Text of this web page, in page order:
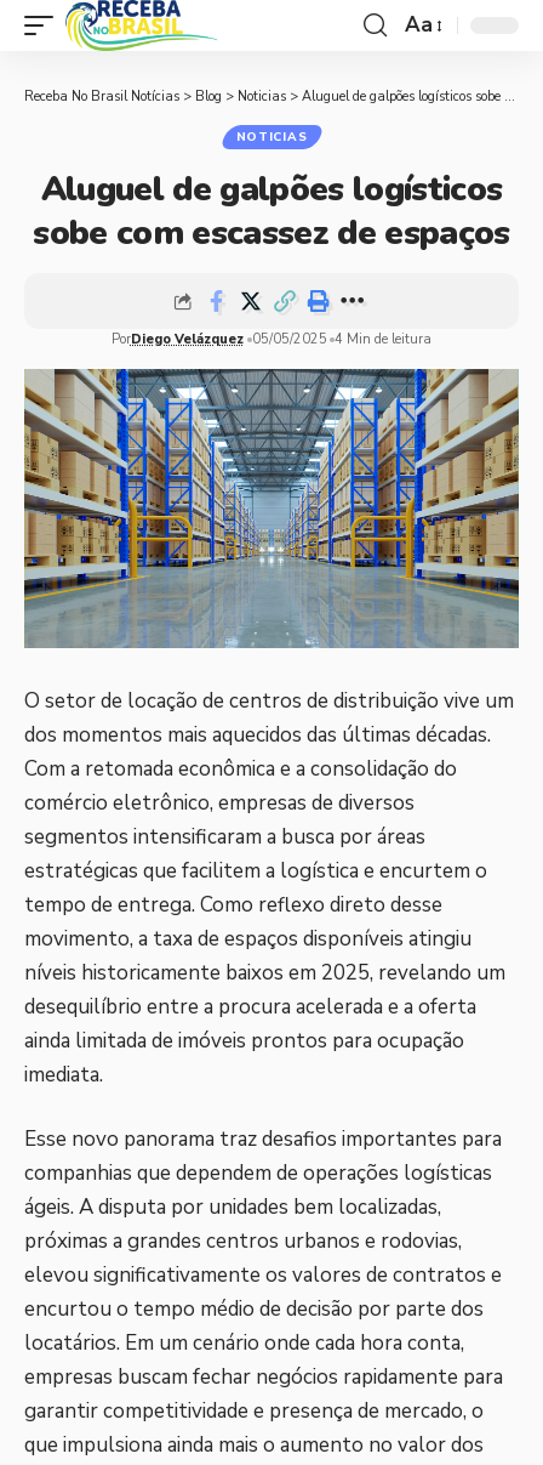
Aa
Receba No Brasil Notícias > Blog > Noticias > Aluguel de galpões logísticos sobe com escassez de espaços
NOTICIAS
Aluguel de galpões logísticos
sobe com escassez de espaços
PorDiego Velázquez 05/05/2025 4 Min de leitura
O setor de locação de centros de distribuição vive um
dos momentos mais aquecidos das últimas décadas.
Com a retomada econômica e a consolidação do
comércio eletrônico, empresas de diversos
segmentos intensificaram a busca por áreas
estratégicas que facilitem a logística e encurtem o
tempo de entrega. Como reflexo direto desse
movimento, a taxa de espaços disponíveis atingiu
níveis historicamente baixos em 2025, revelando um
desequilíbrio entre a procura acelerada e a oferta
ainda limitada de imóveis prontos para ocupação
imediata.
Esse novo panorama traz desafios importantes para
companhias que dependem de operações logísticas
ágeis. A disputa por unidades bem localizadas,
próximas a grandes centros urbanos e rodovias,
elevou significativamente os valores de contratos e
encurtou o tempo médio de decisão por parte dos
locatários. Em um cenário onde cada hora conta,
empresas buscam fechar negócios rapidamente para
garantir competitividade e presença de mercado, o
que impulsiona ainda mais o aumento no valor dos